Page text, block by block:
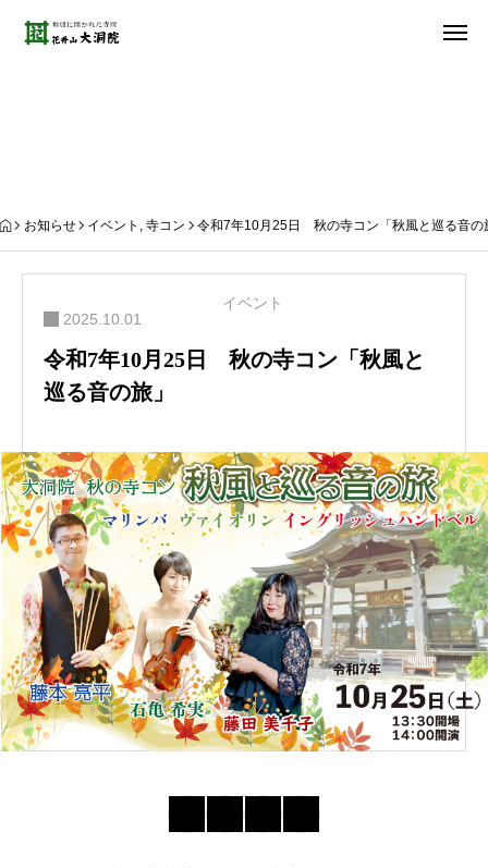
お知らせ イベント ,寺コン 令和7年10月25日 秋の寺コン「秋風と巡る音の
イベント
2025.10.01
令和7年10月25日 秋の寺コン「秋風と
巡る音の旅」